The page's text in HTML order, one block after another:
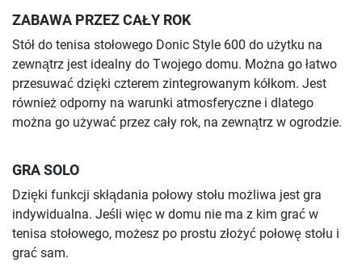
ZABAWA PRZEZ CAŁY ROK
Stół do tenisa stołowego Donic Style 600 do użytku na
zewnątrz jest idealny do Twojego domu. Można go łatwo
przesuwać dzięki czterem zintegrowanym kółkom. Jest
również odporny na warunki atmosferyczne i dlatego
można go używać przez cały rok, na zewnątrz w ogrodzie.
GRA SOLO
Dzięki funkcji skłądania połowy stołu możliwa jest gra
indywidualna. Jeśli więc w domu nie ma z kim grać w
tenisa stołowego, możesz po prostu złożyć połowę stołu i
grać sam.